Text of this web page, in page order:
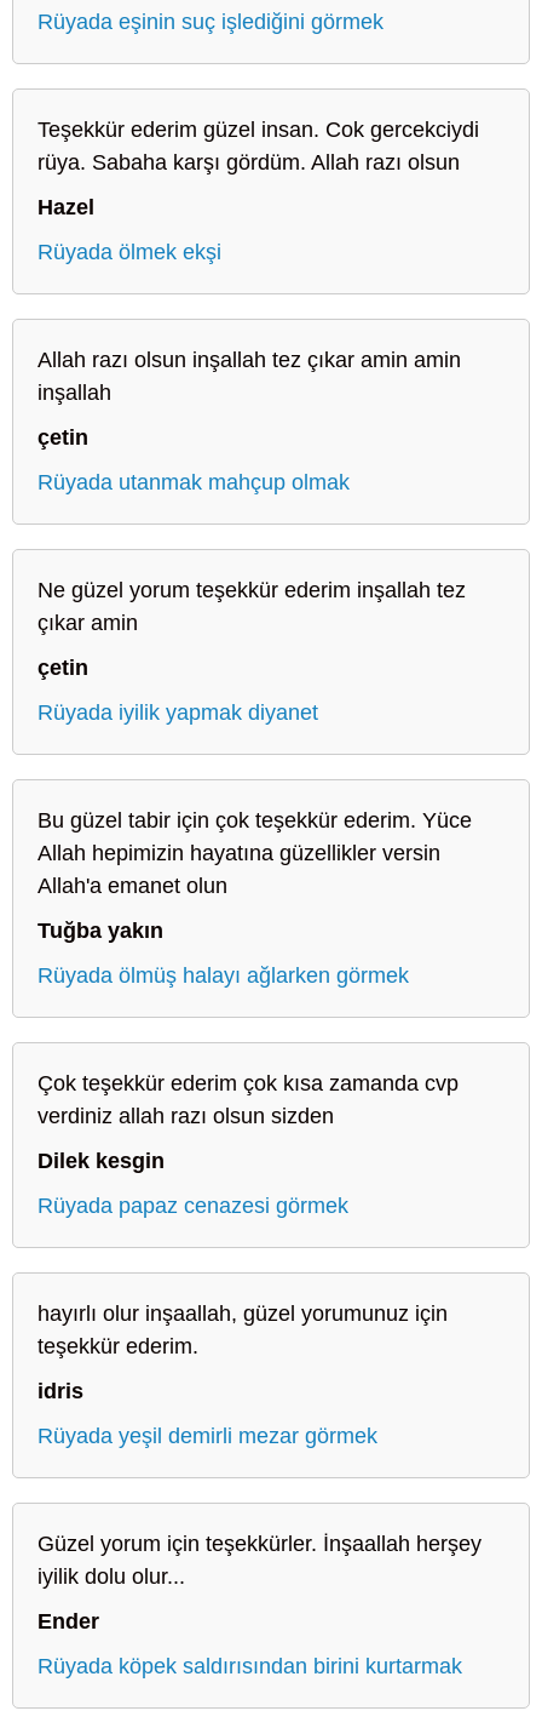
Rüyada eşinin suç işlediğini görmek
Teşekkür ederim güzel insan. Cok gercekciydi
rüya. Sabaha karşı gördüm. Allah razı olsun
Hazel
Rüyada ölmek ekşi
Allah razı olsun inşallah tez çıkar amin amin
inşallah
çetin
Rüyada utanmak mahçup olmak
Ne güzel yorum teşekkür ederim inşallah tez
çıkar amin
çetin
Rüyada iyilik yapmak diyanet
Bu güzel tabir için çok teşekkür ederim. Yüce
Allah hepimizin hayatına güzellikler versin
Allah'a emanet olun
Tuğba yakın
Rüyada ölmüş halayı ağlarken görmek
Çok teşekkür ederim çok kısa zamanda cvp
verdiniz allah razı olsun sizden
Dilek kesgin
Rüyada papaz cenazesi görmek
hayırlı olur inşaallah, güzel yorumunuz için
teşekkür ederim.
idris
Rüyada yeşil demirli mezar görmek
Güzel yorum için teşekkürler. İnşaallah herşey
iyilik dolu olur...
Ender
Rüyada köpek saldırısından birini kurtarmak